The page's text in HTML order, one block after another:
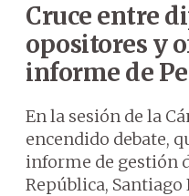
Cruce entre
opositores y
informe de
En la sesión de la
encendido debate,
informe de gestión
República, Santiago